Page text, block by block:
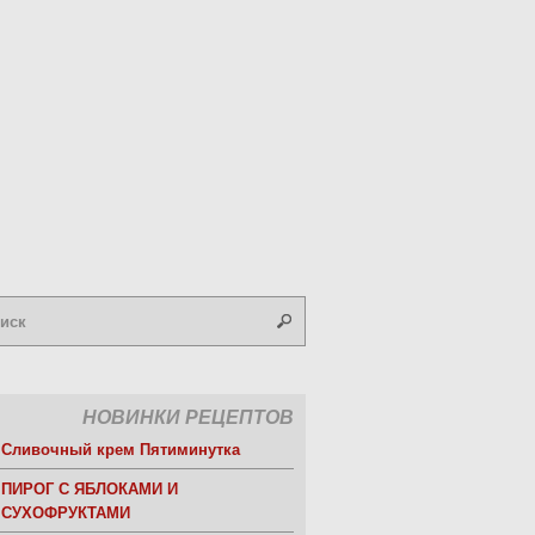
НОВИНКИ РЕЦЕПТОВ
Сливочный крем Пятиминутка
ПИРОГ С ЯБЛОКАМИ И
СУХОФРУКТАМИ